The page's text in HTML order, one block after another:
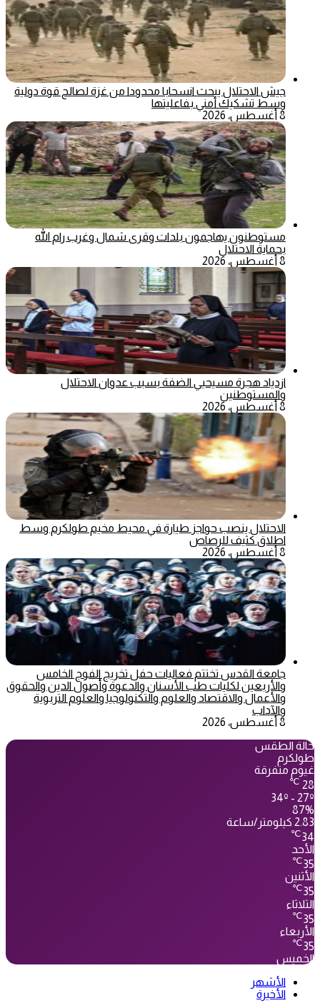
جيش الاحتلال يبحث انسحابا محدودا من غزة لصالح قوة دولية
وسط تشكيك أمني بفاعليتها
8 أغسطس، 2026
مستوطنون يهاجمون بلدات وقرى شمال وغرب رام الله
بحماية الاحتلال
8 أغسطس، 2026
ازدياد هجرة مسيحيي الضفة بسبب عدوان الاحتلال
والمستوطنين
8 أغسطس، 2026
الاحتلال ينصب حواجز طيارة في محيط مخيم طولكرم وسط
اطلاق كثيف للرصاص
8 أغسطس، 2026
جامعة القدس تختتم فعاليات حفل تخريج الفوج الخامس
والأربعين لكليات طب الأسنان والدعوة وأصول الدين والحقوق
والأعمال والاقتصاد والعلوم والتكنولوجيا والعلوم التربوية
والآداب
8 أغسطس، 2026
حالة الطقس
طولكرم
غيوم متفرقة
28
℃
34º - 27º
87%
2.83 كيلومتر/ساعة
34
℃
الأحد
35
℃
الأثنين
35
℃
الثلاثاء
35
℃
الأربعاء
35
℃
الخميس
الأشهر
الأخيرة